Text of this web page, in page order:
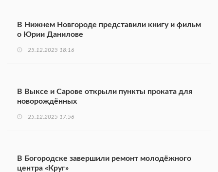
В Нижнем Новгороде представили книгу и фильм
о Юрии Данилове
25.12.2025 18:16
В Выксе и Сарове открыли пункты проката для
новорождённых
25.12.2025 17:56
В Богородске завершили ремонт молодёжного
центра «Круг»